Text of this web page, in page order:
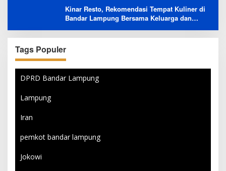
Kinar Resto, Rekomendasi Tempat Kuliner di
Bandar Lampung Bersama Keluarga dan
Tags Populer
DPRD Bandar Lampung
Lampung
Iran
pemkot bandar lampung
Jokowi